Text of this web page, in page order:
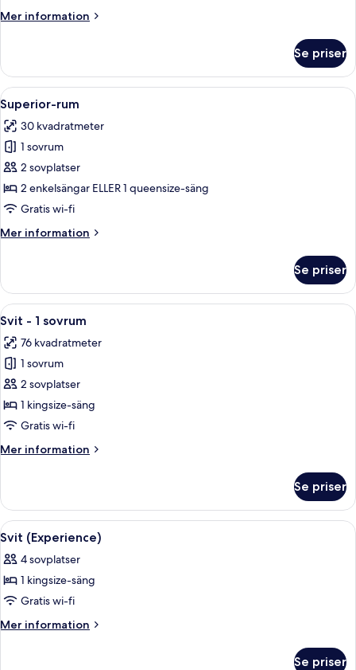
Mer information
Mer
rum
(Square
View)
Se priser
Öppna
alla
foton
för
Superior-
rum
Ett modernt hotellrum med en stor
16
Superior-rum
30 kvadratmeter
1 sovrum
2 sovplatser
2 enkelsängar ELLER 1 queensize-säng
Gratis wi-fi
Mer information
Mer
rum
Se priser
Öppna
alla
foton
för
Svit
-
1
Ett modernt matområde med ett
17
Svit - 1 sovrum
76 kvadratmeter
1 sovrum
2 sovplatser
1 kingsize-säng
Gratis wi-fi
Mer information
Mer
-
sovrum
Se priser
Öppna
alla
foton
för
Svit
(Experience)
Ett sovrum med en himmelssäng, en
9
Svit (Experience)
4 sovplatser
1 kingsize-säng
Gratis wi-fi
Mer information
Mer
Se priser